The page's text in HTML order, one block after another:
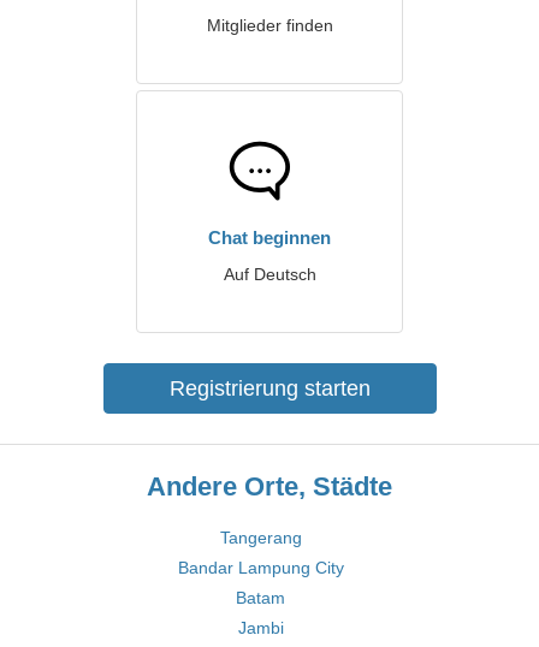
Mitglieder finden
Chat beginnen
Auf Deutsch
Registrierung starten
Andere Orte, Städte
Tangerang
Bandar Lampung City
Batam
Jambi